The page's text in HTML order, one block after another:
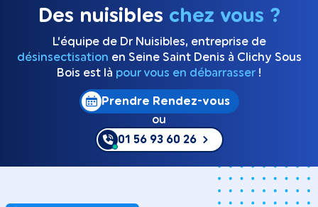
Des nuisibles chez vous ?
L’équipe de Dr Nuisibles, entreprise de
désinsectisation en Seine Saint Denis à Clichy Sous
Bois est là pour vous en débarrasser !
Prendre Rendez-vous
ou
01 56 93 60 26